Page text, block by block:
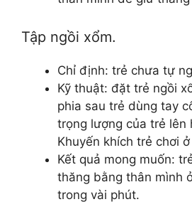
Tập ngồi xổm.
Chỉ định: trẻ chưa tự
Kỹ thuật: đặt trẻ ngồi
phia sau trẻ dùng tay
trọng lượng của trẻ lên
Khuyến khích trẻ chơi
Kết quả mong muốn:
thăng bằng thân mình
trong vài phút.